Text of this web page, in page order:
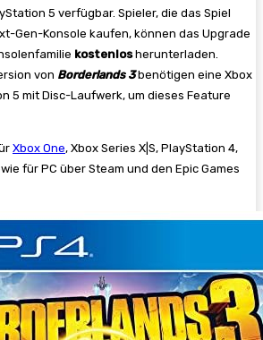
5 verfügbar. Spieler, die das Spiel
Gen-Konsole kaufen, können das Upgrade
kostenlosherunterladen.
von Borderlands 3benötigen eine Xbox
5 mit Disc-Laufwerk, um dieses Feature
Xbox One, Xbox Series X|S, PlayStation 4,
für PC über Steam und den Epic Games